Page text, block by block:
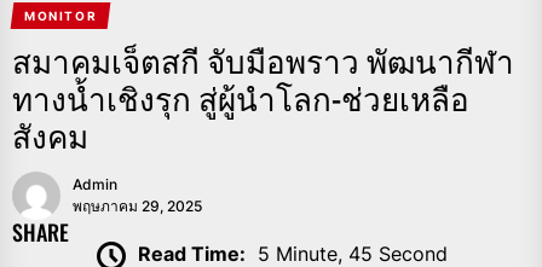
MONITOR
สมาคมเจ็ตสกี จับมือพราว พัฒนากีฬา
ทางน้ำเชิงรุก สู่ผู้นำโลก-ช่วยเหลือ
สังคม
Admin
พฤษภาคม 29, 2025
SHARE
Read Time: 5 Minute, 45 Second